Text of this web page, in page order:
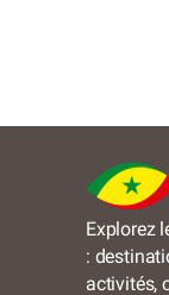
Explorez
:
activités,